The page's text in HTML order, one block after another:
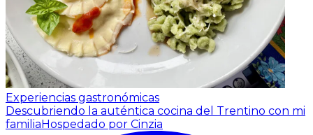
Experiencias gastronómicas
Descubriendo la auténtica cocina del Trentino con mi
familiaHospedado por Cinzia